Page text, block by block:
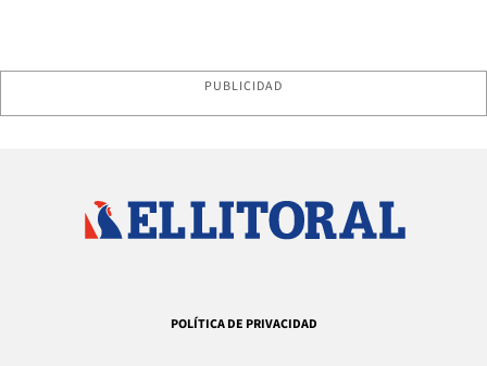
PUBLICIDAD
POLÍTICA DE PRIVACIDAD